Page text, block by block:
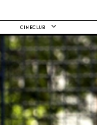
CINECLUB